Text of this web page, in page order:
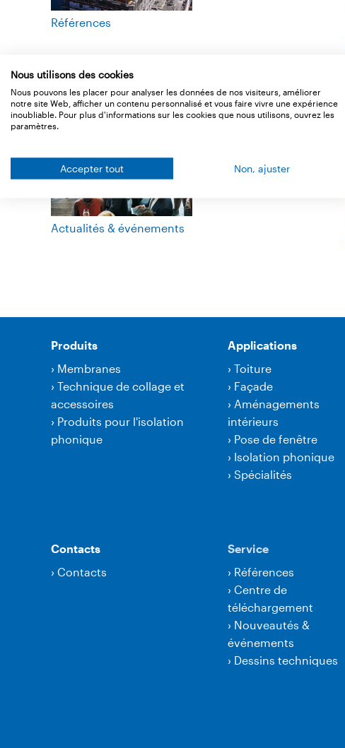
Références
Actualités & événements
Produits
› Membranes
› Technique de collage et
accessoires
› Produits pour l'isolation
phonique
Applications
› Toiture
› Façade
› Aménagements
intérieurs
› Pose de fenêtre
› Isolation phonique
› Spécialités
Contacts
› Contacts
Service
› Références
› Centre de
téléchargement
› Nouveautés &
événements
› Dessins techniques
Nous utilisons des cookies
Nous pouvons les placer pour analyser les données de nos visiteurs, améliorer
notre site Web, afficher un contenu personnalisé et vous faire vivre une expérience
inoubliable. Pour plus d'informations sur les cookies que nous utilisons, ouvrez les
paramètres.
Accepter tout Non, ajuster